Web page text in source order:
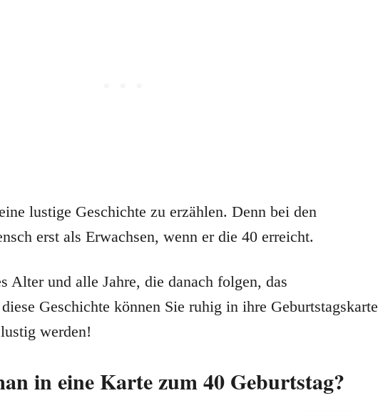
lustige Geschichte zu erzählen. Denn bei den
erst als Erwachsen, wenn er die 40 erreicht.
Alter und alle Jahre, die danach folgen, das
Geschichte können Sie ruhig in ihre Geburtstagskarte
werden!
in eine Karte zum 40 Geburtstag?